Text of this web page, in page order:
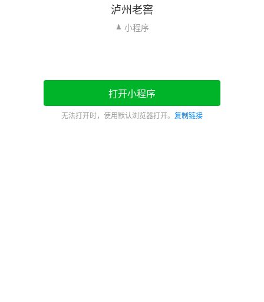
泸州老窖
小程序
打开小程序
无法打开时，使用默认浏览器打开。 复制链接